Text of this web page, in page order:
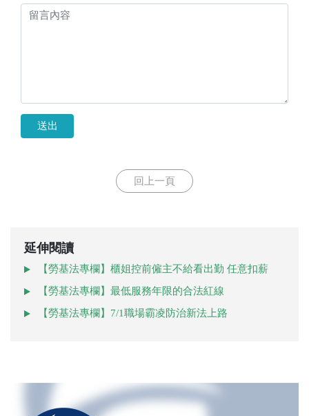
送出
回上一頁
延伸閱讀
【勞基法專欄】櫃姐控前僱主不給看出勤 任意扣薪
【勞基法專欄】最低服務年限的合法紅線
【勞基法專欄】7/1職場霸凌防治新法上路